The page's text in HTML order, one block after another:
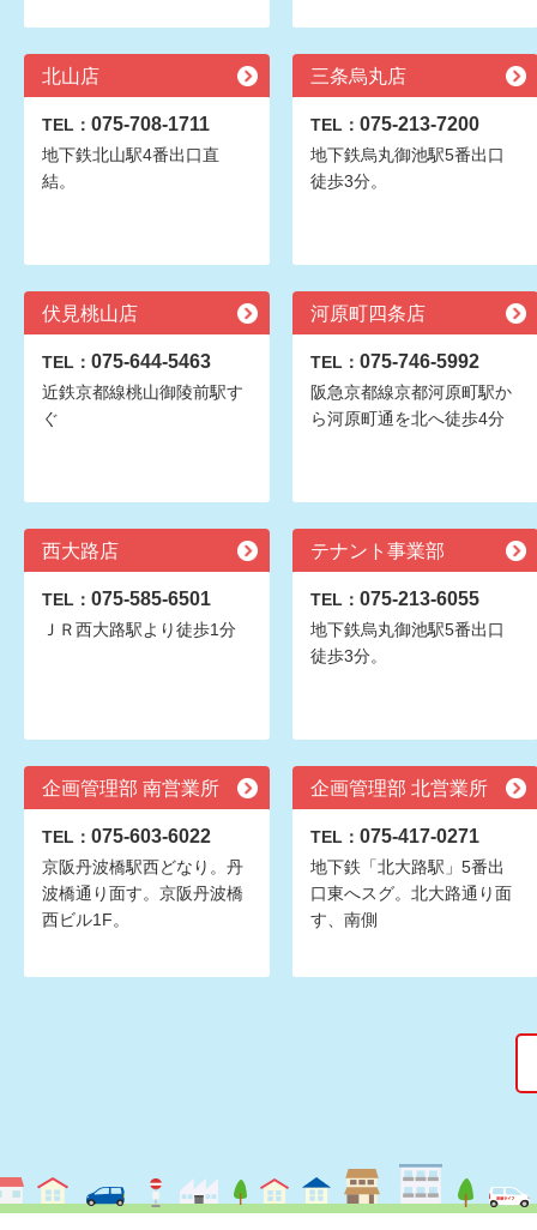
北山店
TEL： 075-708-1711
地下鉄北山駅4番出口直
結。
三条烏丸店
TEL： 075-213-7200
地下鉄烏丸御池駅5番出口
徒歩3分。
伏見桃山店
TEL： 075-644-5463
近鉄京都線桃山御陵前駅す
ぐ
河原町四条店
TEL： 075-746-5992
阪急京都線京都河原町駅か
ら河原町通を北へ徒歩4分
西大路店
TEL： 075-585-6501
ＪＲ西大路駅より徒歩1分
テナント事業部
TEL： 075-213-6055
地下鉄烏丸御池駅5番出口
徒歩3分。
企画管理部 南営業所
TEL： 075-603-6022
京阪丹波橋駅西どなり。丹
波橋通り面す。京阪丹波橋
西ビル1F。
企画管理部 北営業所
TEL： 075-417-0271
地下鉄「北大路駅」5番出
口東へスグ。北大路通り面
す、南側